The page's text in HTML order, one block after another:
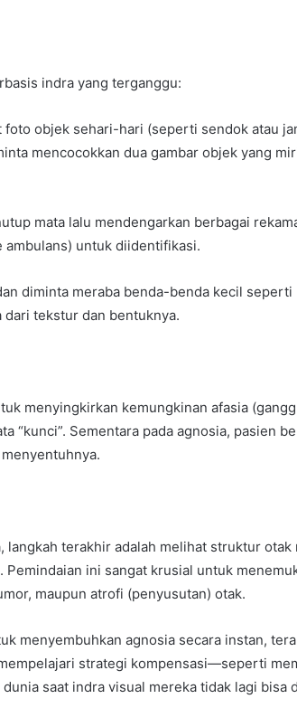
indra yang terganggu:
foto objek sehari-hari (seperti sendok atau
mencocokkan dua gambar objek yang
mata lalu mendengarkan berbagai
ambulans) untuk diidentifikasi.
diminta meraba benda-benda kecil
dari tekstur dan bentuknya.
menyingkirkan kemungkinan afasia
“kunci”. Sementara pada agnosia, pasien
terakhir adalah melihat struktur otak
Pemindaian ini sangat krusial untuk
maupun atrofi (penyusutan) otak.
menyembuhkan agnosia secara instan,
strategi kompensasi—seperti
saat indra visual mereka tidak lagi bisa